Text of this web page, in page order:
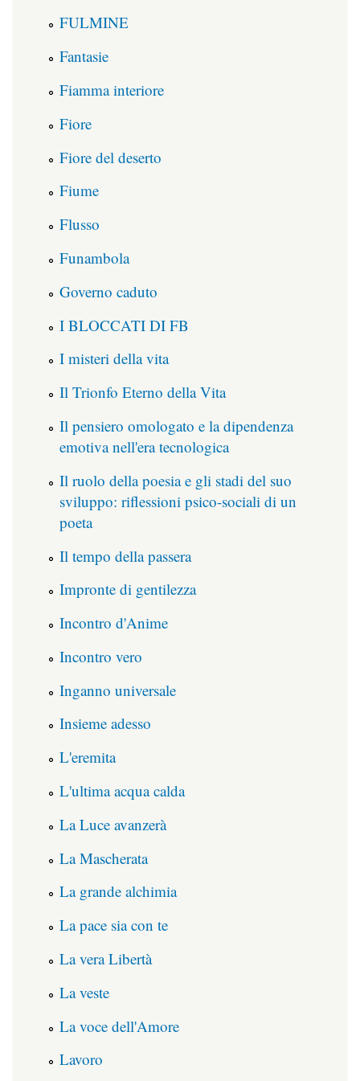
FULMINE
Fantasie
Fiamma interiore
Fiore
Fiore del deserto
Fiume
Flusso
Funambola
Governo caduto
I BLOCCATI DI FB
I misteri della vita
Il Trionfo Eterno della Vita
Il pensiero omologato e la dipendenza
emotiva nell'era tecnologica
Il ruolo della poesia e gli stadi del suo
sviluppo: riflessioni psico-sociali di un
poeta
Il tempo della passera
Impronte di gentilezza
Incontro d'Anime
Incontro vero
Inganno universale
Insieme adesso
L'eremita
L'ultima acqua calda
La Luce avanzerà
La Mascherata
La grande alchimia
La pace sia con te
La vera Libertà
La veste
La voce dell'Amore
Lavoro